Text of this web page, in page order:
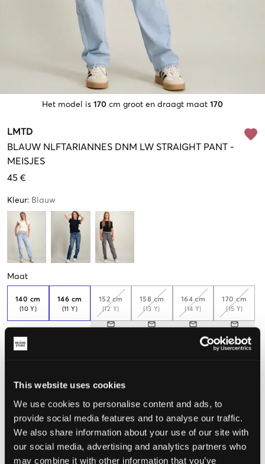
This website uses cookies
We use cookies to personalise content and ads, to
provide social media features and to analyse our traffic.
We also share information about your use of our site with
our social media, advertising and analytics partners who
may combine it with other information that you’ve
Het model is 170 cm groot en draagt maat 170
LMTD
BLAUW NLFTARIANNES DNM LW STRAIGHT PANT -
MEISJES
45 €
Kleur: Blauw
Maat
140 cm
(10 Y)
146 cm
(11 Y)
152 cm
(12 Y)
158 cm
(13 Y)
164 cm
(14 Y)
170 cm
(15 Y)
176 cm
(16 Y)
De maat lijkt
Te klein Perfect Te groot
MAATTABEL